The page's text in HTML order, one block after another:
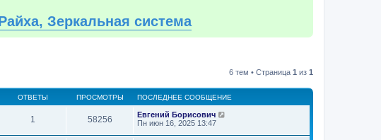
Зеркальная система
6 тем • Страница 1 из 1
ОТВЕТЫ ПРОСМОТРЫ ПОСЛЕДНЕЕ СООБЩЕНИЕ
1 58256
Евгений Борисович
Пн июн 16, 2025 13:47